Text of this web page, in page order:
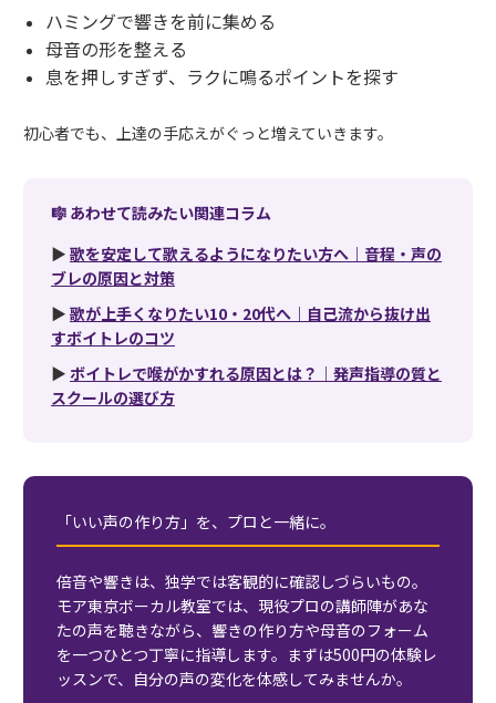
ハミングで響きを前に集める
母音の形を整える
息を押しすぎず、ラクに鳴るポイントを探す
初心者でも、上達の手応えがぐっと増えていきます。
🎼 あわせて読みたい関連コラム
▶ 歌を安定して歌えるようになりたい方へ｜音程・声の
ブレの原因と対策
▶ 歌が上手くなりたい10・20代へ｜自己流から抜け出
すボイトレのコツ
▶ ボイトレで喉がかすれる原因とは？｜発声指導の質と
スクールの選び方
「いい声の作り方」を、プロと一緒に。
倍音や響きは、独学では客観的に確認しづらいもの。
モア東京ボーカル教室では、現役プロの講師陣があな
たの声を聴きながら、響きの作り方や母音のフォーム
を一つひとつ丁寧に指導します。まずは500円の体験レ
ッスンで、自分の声の変化を体感してみませんか。